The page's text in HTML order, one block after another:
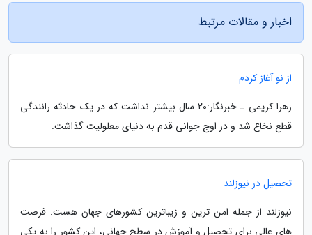
اخبار و مقالات مرتبط
از نو آغاز کردم
زهرا کریمی ـ خبرنگار:20 سال بیشتر نداشت که در یک حادثه رانندگی
قطع نخاع شد و در اوج جوانی قدم به دنیای معلولیت گذاشت.
تحصیل در نیوزلند
نیوزلند از جمله امن ترین و زیباترین کشورهای جهان هست. فرصت
های عالی برای تحصیل و آموزش در سطح جهانی، این کشور را به یکی